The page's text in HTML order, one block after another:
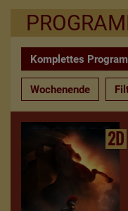
Komplettes
Wochenende
2D